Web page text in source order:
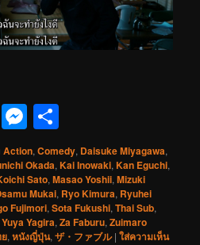
Threads
Messenger
Action,Comedy, Daisuke Miyagawa,
Okada,Kai Inowaki,Kan Eguchi,
Sato,Masao Yoshii,Mizuki
Mukai, Ryo Kimura, Ryuhei
Fujimori,Sota Fukushi,Thai Sub,
Yuya Yagira,Za Faburu,Zuimaro
,หนังญี่ปุ่น,ザ・ファブル |ใส่ความเห็น